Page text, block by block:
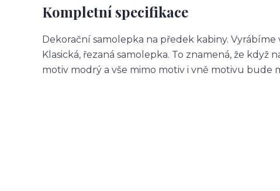
Kompletní specifikace
Dekorační samolepka na předek kabiny.
Klasická, řezaná samolepka. To znamená, že
motiv modrý a vše mimo motiv i vně motivu